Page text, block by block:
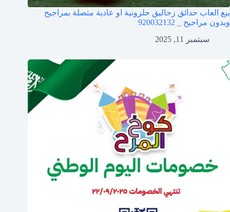
بيع العاب حدائق زحاليق حلزونية او عادية متصلة بمراجيح
وبدون مراجيح _ 920032132
سبتمبر 11, 2025